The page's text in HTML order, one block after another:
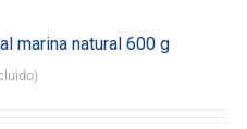
marina natural 600 g